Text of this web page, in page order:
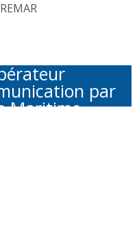
par
Maritime -
et
et sécurité -